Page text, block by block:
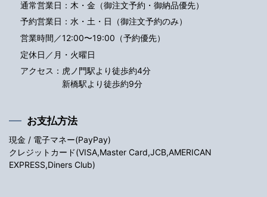
通常営業日：木・金（御注文予約・御納品優先）
予約営業日：水・土・日（御注文予約のみ）
営業時間／12:00〜19:00（予約優先）
定休日／月・火曜日
アクセス： 虎ノ門駅より徒歩約4分
新橋駅より徒歩約9分
お支払方法
現金 / 電子マネー(PayPay)
クレジットカード(VISA,Master Card,JCB,AMERICAN
EXPRESS,Diners Club)